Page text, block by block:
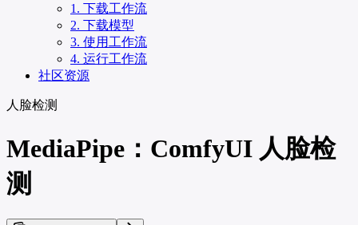
1. 下载工作流
2. 下载模型
3. 使用工作流
4. 运行工作流
社区资源
人脸检测
MediaPipe：ComfyUI 人脸检
测